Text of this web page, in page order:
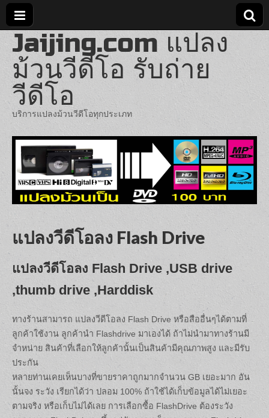
Jaijing.com แปลง
ม้วนวีดีโอ รับถ่าย
วีดีโอ
บริการแปลงม้วนวีดีโอทุกประเภท
แปลงวีดีโอลง Flash Drive
แปลงวีดีโอลง Flash Drive ,USB drive
,thumb drive ,Harddisk
ทางร้านสามารถ แปลงวีดีโอลง Flash Drive หรือสืออื่นๆได้ตามที่
ลูกค้าใช้งาน ลูกค้านำ Flashdrive มาเองได้ ถ้าไม่นำมาทางร้านมี
จำหน่าย สินค้าที่เลือกให้ลูกค้านั้นเป็นสินค้ามีคุณภาพสูง และมีรับ
ประกัน
หลายท่านเคยเห็นบางที่ขายราคาถูกมากจำนวน GB เยอะมาก อัน
นั้นจง ระวัง เรียกได้ว่า ปลอม 100% ถ้าใช้ได้เก็บข้อมูลได้ไม่เยอะ
ตามจริง หรือเก็บไม่ได้เลย การเลือกซื้อ FlashDrive ต้องระวัง